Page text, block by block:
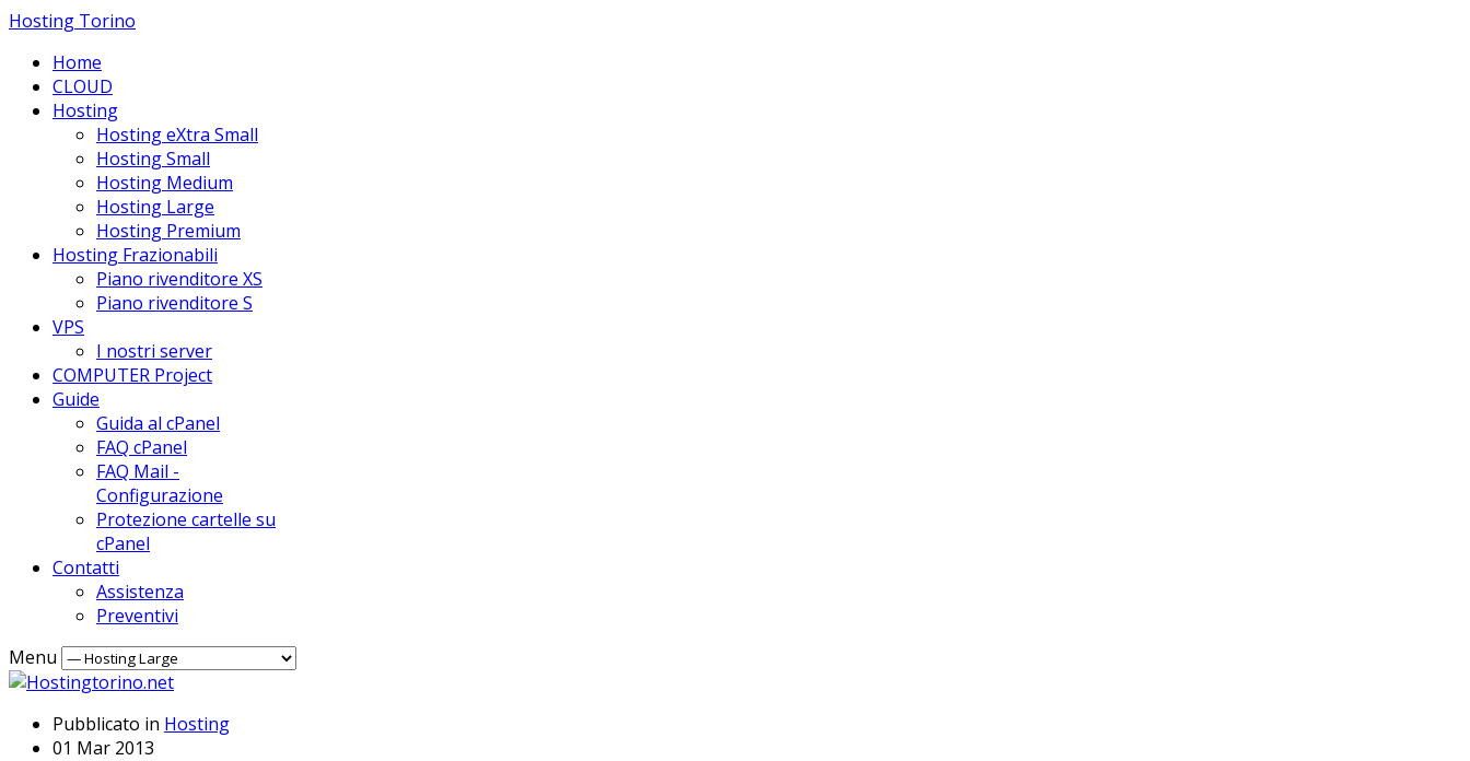
Hosting Torino
Home
CLOUD
Hosting
Hosting eXtra Small
Hosting Small
Hosting Medium
Hosting Large
Hosting Premium
Hosting Frazionabili
Piano rivenditore XS
Piano rivenditore S
VPS
I nostri server
COMPUTER Project
Guide
Guida al cPanel
FAQ cPanel
FAQ Mail -
Configurazione
Protezione cartelle su
cPanel
Contatti
Assistenza
Preventivi
Menu
Pubblicato in Hosting
01 Mar 2013